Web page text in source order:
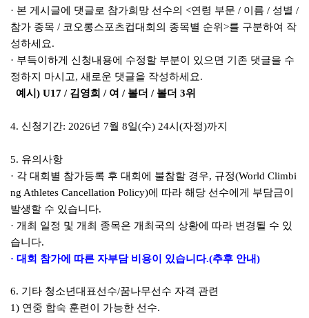
· 본 게시글에 댓글로 참가희망 선수의 <연령 부문 / 이름 / 성별 /
참가 종목 / 코오롱스포츠컵대회의 종목별 순위 >를 구분하여 작
성하세요.
· 부득이하게 신청내용에 수정할 부분이 있으면 기존 댓글을 수
정하지 마시고, 새로운 댓글을 작성하세요.
예시 ) U17 / 김영희 / 여 / 볼더 / 볼더 3위
4. 신청기간: 2026년 7월 8일(수) 24시 (자정)까지
5. 유의사항
· 각 대회별 참가등록 후 대회에 불참할 경우, 규정(World Climbi
ng Athletes Cancellation Policy)에 따라 해당 선수에게 부담금이
발생할 수 있습니다.
· 개최 일정 및 개최 종목은 개최국의 상황에 따라 변경될 수 있
습니다.
· 대회 참가에 따른 자부담 비용이 있습니다.(추후 안내)
6. 기타 청소년대표선수/꿈나무선수 자격 관련
1) 연중 합숙 훈련이 가능한 선수.